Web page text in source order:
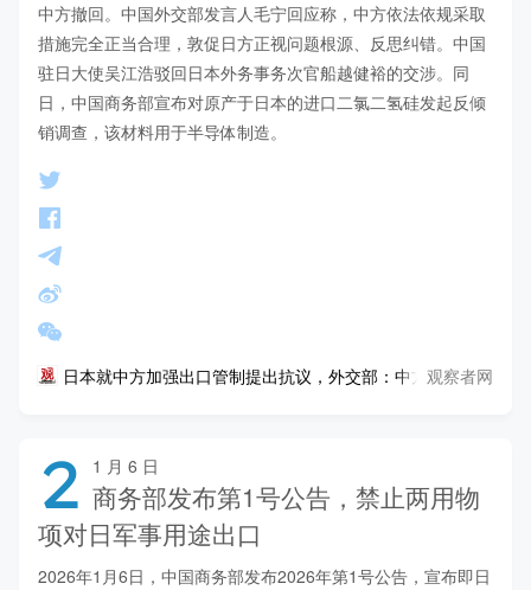
中方撤回。中国外交部发言人毛宁回应称，中方依法依规采取
措施完全正当合理，敦促日方正视问题根源、反思纠错。中国
驻日大使吴江浩驳回日本外务事务次官船越健裕的交涉。同
日，中国商务部宣布对原产于日本的进口二氯二氢硅发起反倾
销调查，该材料用于半导体制造。
日本就中方加强出口管制提出抗议，外交部：中方依法依规采
观察者网
2 1 月 6 日
商务部发布第1号公告，禁止两用物
项对日军事用途出口
2026年1月6日，中国商务部发布2026年第1号公告，宣布即日